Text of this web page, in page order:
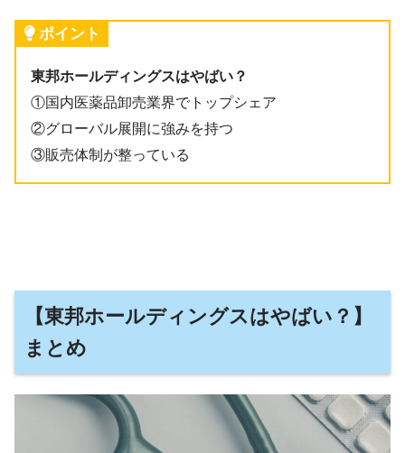
ポイント
東邦ホールディングスはやばい？
①国内医薬品卸売業界でトップシェア
②グローバル展開に強みを持つ
③販売体制が整っている
【東邦ホールディングスはやばい？】
まとめ